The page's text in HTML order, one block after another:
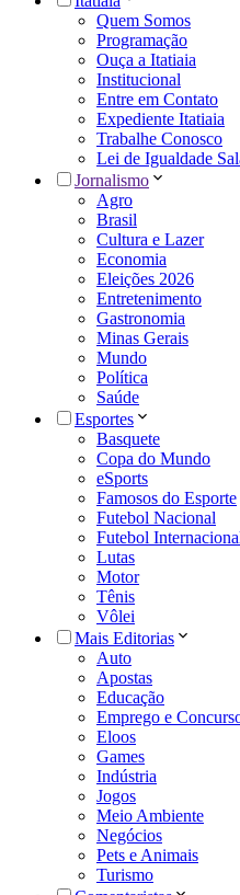
Quem Somos
Programação
Ouça a Itatiaia
Institucional
Entre em Contato
Expediente Itatiaia
Trabalhe Conosco
Lei de Igualdade
Jornalismo
Agro
Brasil
Cultura e Lazer
Economia
Eleições 2026
Entretenimento
Gastronomia
Minas Gerais
Mundo
Política
Saúde
Esportes
Basquete
Copa do Mundo
eSports
Famosos do Esporte
Futebol Nacional
Futebol
Lutas
Motor
Tênis
Vôlei
Mais Editorias
Auto
Apostas
Educação
Emprego e
Eloos
Games
Indústria
Jogos
Meio Ambiente
Negócios
Pets e Animais
Turismo